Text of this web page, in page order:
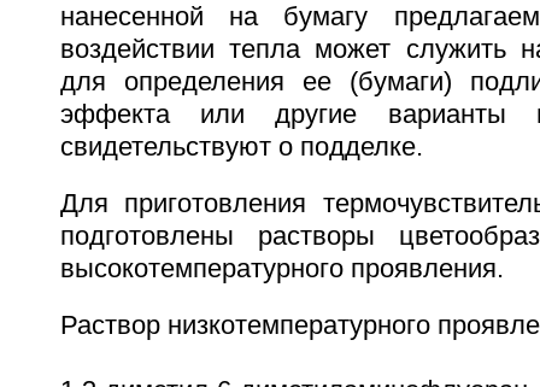
нанесенной на бумагу
воздействии тепла может служить
для определения ее (бумаги)
эффекта или другие варианты
свидетельствуют о подделке.
Для приготовления
подготовлены растворы
высокотемпературного проявления.
Раствор низкотемпературного